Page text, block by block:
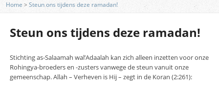
Home > Steun ons tijdens deze ramadan!
Steun ons tijdens deze ramadan!
Stichting as-Salaamah wal’Adaalah kan zich alleen inzetten voor onze
Rohingya-broeders en -zusters vanwege de steun vanuit onze
gemeenschap. Allah – Verheven is Hij – zegt in de Koran (2:261):